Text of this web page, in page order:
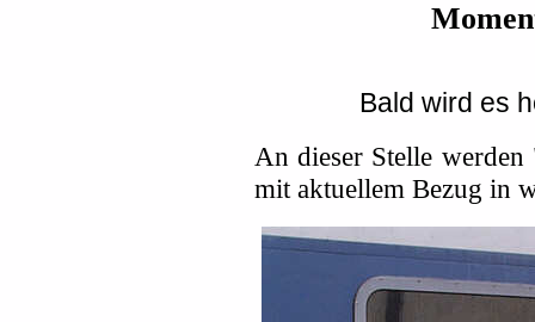
Bald wird es
An dieser Stelle
mit aktuellem Bezug in